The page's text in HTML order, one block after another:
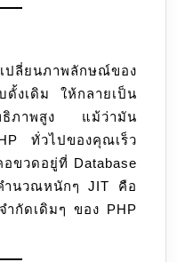
ลี่ยนภาพลักษณ์ของ
ดั้งเดิม ให้กลายเป็น
ทธิภาพสูง แม้ว่ามัน
ทั่วไปของคุณเร็ว
ขวดอยู่ที่ Database
ำนวณหนักๆ JIT คือ
ำกัดเดิมๆ ของ PHP